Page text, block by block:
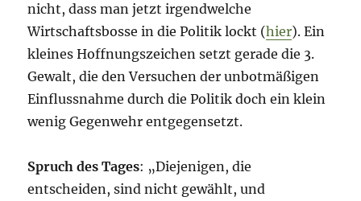
nicht, dass man jetzt irgendwelche
Wirtschaftsbosse in die Politik lockt (hier). Ein
kleines Hoffnungszeichen setzt gerade die 3.
Gewalt, die den Versuchen der unbotmäßigen
Einflussnahme durch die Politik doch ein klein
wenig Gegenwehr entgegensetzt.
Spruch des Tages: „Diejenigen, die
entscheiden, sind nicht gewählt, und